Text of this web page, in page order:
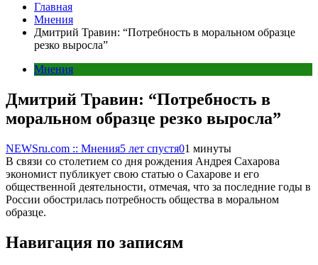
Главная
Мнения
Дмитрий Травин: “Потребность в моральном образце
резко выросла”
Мнения
Дмитрий Травин: “Потребность в
моральном образце резко выросла”
NEWSru.com :: Мнения5 лет спустя01 минуты
В связи со столетием со дня рождения Андрея Сахарова
экономист публикует свою статью о Сахарове и его
общественной деятельности, отмечая, что за последние годы в
России обострилась потребность общества в моральном
образце.
Навигация по записям